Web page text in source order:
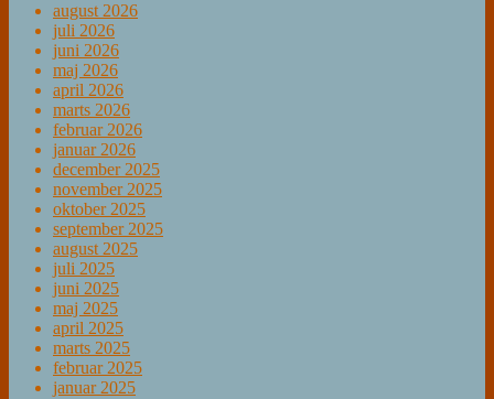
august 2026
juli 2026
juni 2026
maj 2026
april 2026
marts 2026
februar 2026
januar 2026
december 2025
november 2025
oktober 2025
september 2025
august 2025
juli 2025
juni 2025
maj 2025
april 2025
marts 2025
februar 2025
januar 2025